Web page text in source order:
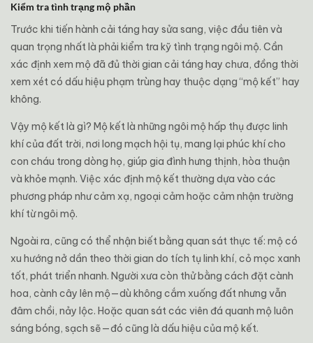
Kiểm tra tình trạng mộ phần
Trước khi tiến hành cải táng hay sửa sang, việc đầu tiên và
quan trọng nhất là phải kiểm tra kỹ tình trạng ngôi mộ. Cần
xác định xem mộ đã đủ thời gian cải táng hay chưa, đồng thời
xem xét có dấu hiệu phạm trùng hay thuộc dạng “mộ kết” hay
không.
Vậy mộ kết là gì? Mộ kết là những ngôi mộ hấp thụ được linh
khí của đất trời, nơi long mạch hội tụ, mang lại phúc khí cho
con cháu trong dòng họ, giúp gia đình hưng thịnh, hòa thuận
và khỏe mạnh. Việc xác định mộ kết thường dựa vào các
phương pháp như cảm xạ, ngoại cảm hoặc cảm nhận trường
khí từ ngôi mộ.
Ngoài ra, cũng có thể nhận biết bằng quan sát thực tế: mộ có
xu hướng nở dần theo thời gian do tích tụ linh khí, cỏ mọc xanh
tốt, phát triển nhanh. Người xưa còn thử bằng cách đặt cành
hoa, cành cây lên mộ—dù không cắm xuống đất nhưng vẫn
đâm chồi, nảy lộc. Hoặc quan sát các viên đá quanh mộ luôn
sáng bóng, sạch sẽ—đó cũng là dấu hiệu của mộ kết.